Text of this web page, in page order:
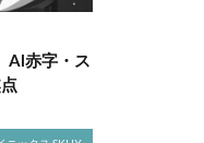
AI赤字・ス